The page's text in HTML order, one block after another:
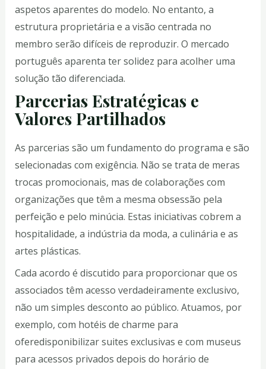
aspetos aparentes do modelo. No entanto, a
estrutura proprietária e a visão centrada no
membro serão difíceis de reproduzir. O mercado
português aparenta ter solidez para acolher uma
solução tão diferenciada.
Parcerias Estratégicas e
Valores Partilhados
As parcerias são um fundamento do programa e são
selecionadas com exigência. Não se trata de meras
trocas promocionais, mas de colaborações com
organizações que têm a mesma obsessão pela
perfeição e pelo minúcia. Estas iniciativas cobrem a
hospitalidade, a indústria da moda, a culinária e as
artes plásticas.
Cada acordo é discutido para proporcionar que os
associados têm acesso verdadeiramente exclusivo,
não um simples desconto ao público. Atuamos, por
exemplo, com hotéis de charme para
oferedisponibilizar suites exclusivas e com museus
para acessos privados depois do horário de